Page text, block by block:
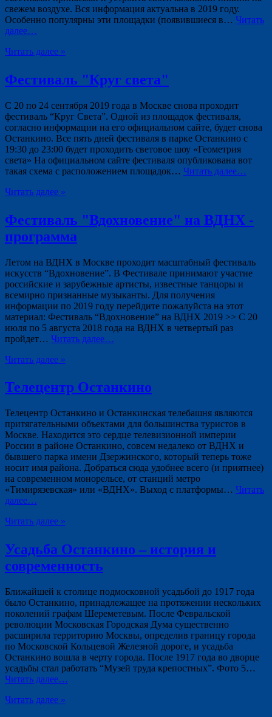
свежем воздухе. Вся информация актуальна в 2019 году.
Особенно популярны эти площадки (появившиеся в… Читать
далее…
Читать далее »
Фестиваль "Круг света"
С 20 по 24 сентября 2019 года в Москве снова проходит
фестиваль “Круг Света”. Одной из площадок фестиваля,
согласно информации на его официальном сайте, будет снова
Останкино. Все пять дней фестиваля в парке Останкино с
19:30 до 23:00 будет проходить световое шоу «Геометрия
света» На официальном сайте фестиваля опубликована вот
такая схема с расположением площадок… Читать далее…
Читать далее »
Фестиваль "Вдохновение" на ВДНХ -
программа
Летом на ВДНХ в Москве проходит масштабный фестиваль
искусств “Вдохновение”. В Фестивале принимают участие
российские и зарубежные артисты, известные танцоры и
всемирно признанные музыканты. Для получения
информации по 2019 году перейдите пожалуйста на этот
материал: Фестиваль “Вдохновение” на ВДНХ 2019 >> С 20
июля по 5 августа 2018 года на ВДНХ в четвертый раз
пройдет… Читать далее…
Читать далее »
Телецентр Останкино
Телецентр Останкино и Останкинская телебашня являются
притягательными объектами для большинства туристов в
Москве. Находится это сердце телевизионной империи
России в районе Останкино, совсем недалеко от ВДНХ и
бывшего парка имени Дзержинского, который теперь тоже
носит имя района. Добраться сюда удобнее всего (и приятнее)
на современном монорельсе, от станций метро
«Тимирязевская» или «ВДНХ». Выход с платформы… Читать
далее…
Читать далее »
Усадьба Останкино – история и
современность
Ближайшей к столице подмосковной усадьбой до 1917 года
было Останкино, принадлежащее на протяжении нескольких
поколений графам Шереметевым. После Февральской
революции Московская Городская Дума существенно
расширила территорию Москвы, определив границу города
по Московской Кольцевой Железной дороге, и усадьба
Останкино вошла в черту города. После 1917 года во дворце
усадьбы стал работать “Музей труда крепостных”. Фото 5…
Читать далее…
Читать далее »